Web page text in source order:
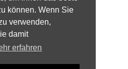
können. Wenn Sie
verwenden,
damit
erfahren